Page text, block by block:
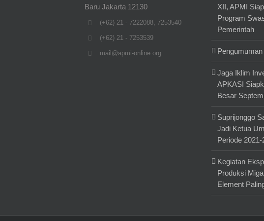
Baru Jakarta 12130
(+62) 21 - 7222088, 7253540
(+62) 21 - 7253539
mail@apmi-online.org
XII, APMI
Program
Pemerintah
Jaga Iklim
APKASI
Besar
Suprijonggo
Jadi Ketua
Periode 2021-
Kegiatan
Produksi
Element